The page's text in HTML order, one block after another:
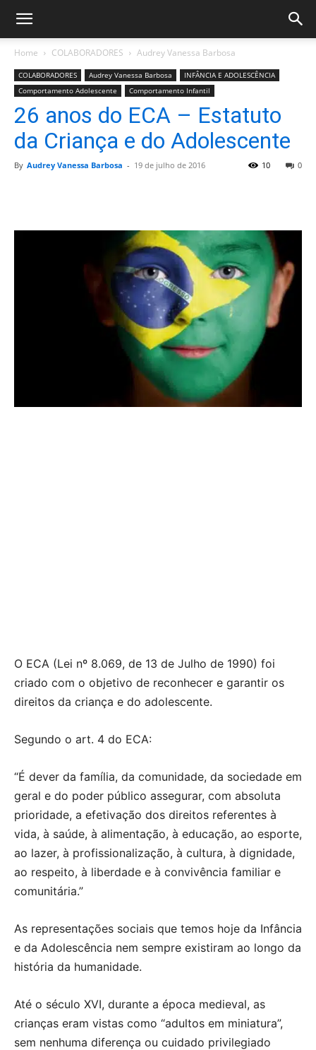
Home COLABORADORES Audrey Vanessa Barbosa
COLABORADORES Audrey Vanessa Barbosa
INFÂNCIA E ADOLESCÊNCIA
Comportamento Adolescente
Comportamento Infantil
26 anos do ECA – Estatuto
da Criança e do Adolescente
By Audrey Vanessa Barbosa - 19 de julho de 2016 0
10
O ECA (Lei nº 8.069, de 13 de Julho de 1990) foi
criado com o objetivo de reconhecer e garantir os
direitos da criança e do adolescente.
Segundo o art. 4 do ECA:
“É dever da família, da comunidade, da sociedade em
geral e do poder público assegurar, com absoluta
prioridade, a efetivação dos direitos referentes à
vida, à saúde, à alimentação, à educação, ao esporte,
ao lazer, à profissionalização, à cultura, à dignidade,
ao respeito, à liberdade e à convivência familiar e
comunitária.”
As representações sociais que temos hoje da Infância
e da Adolescência nem sempre existiram ao longo da
história da humanidade.
Até o século XVI, durante a época medieval, as
crianças eram vistas como “adultos em miniatura”,
sem nenhuma diferença ou cuidado privilegiado